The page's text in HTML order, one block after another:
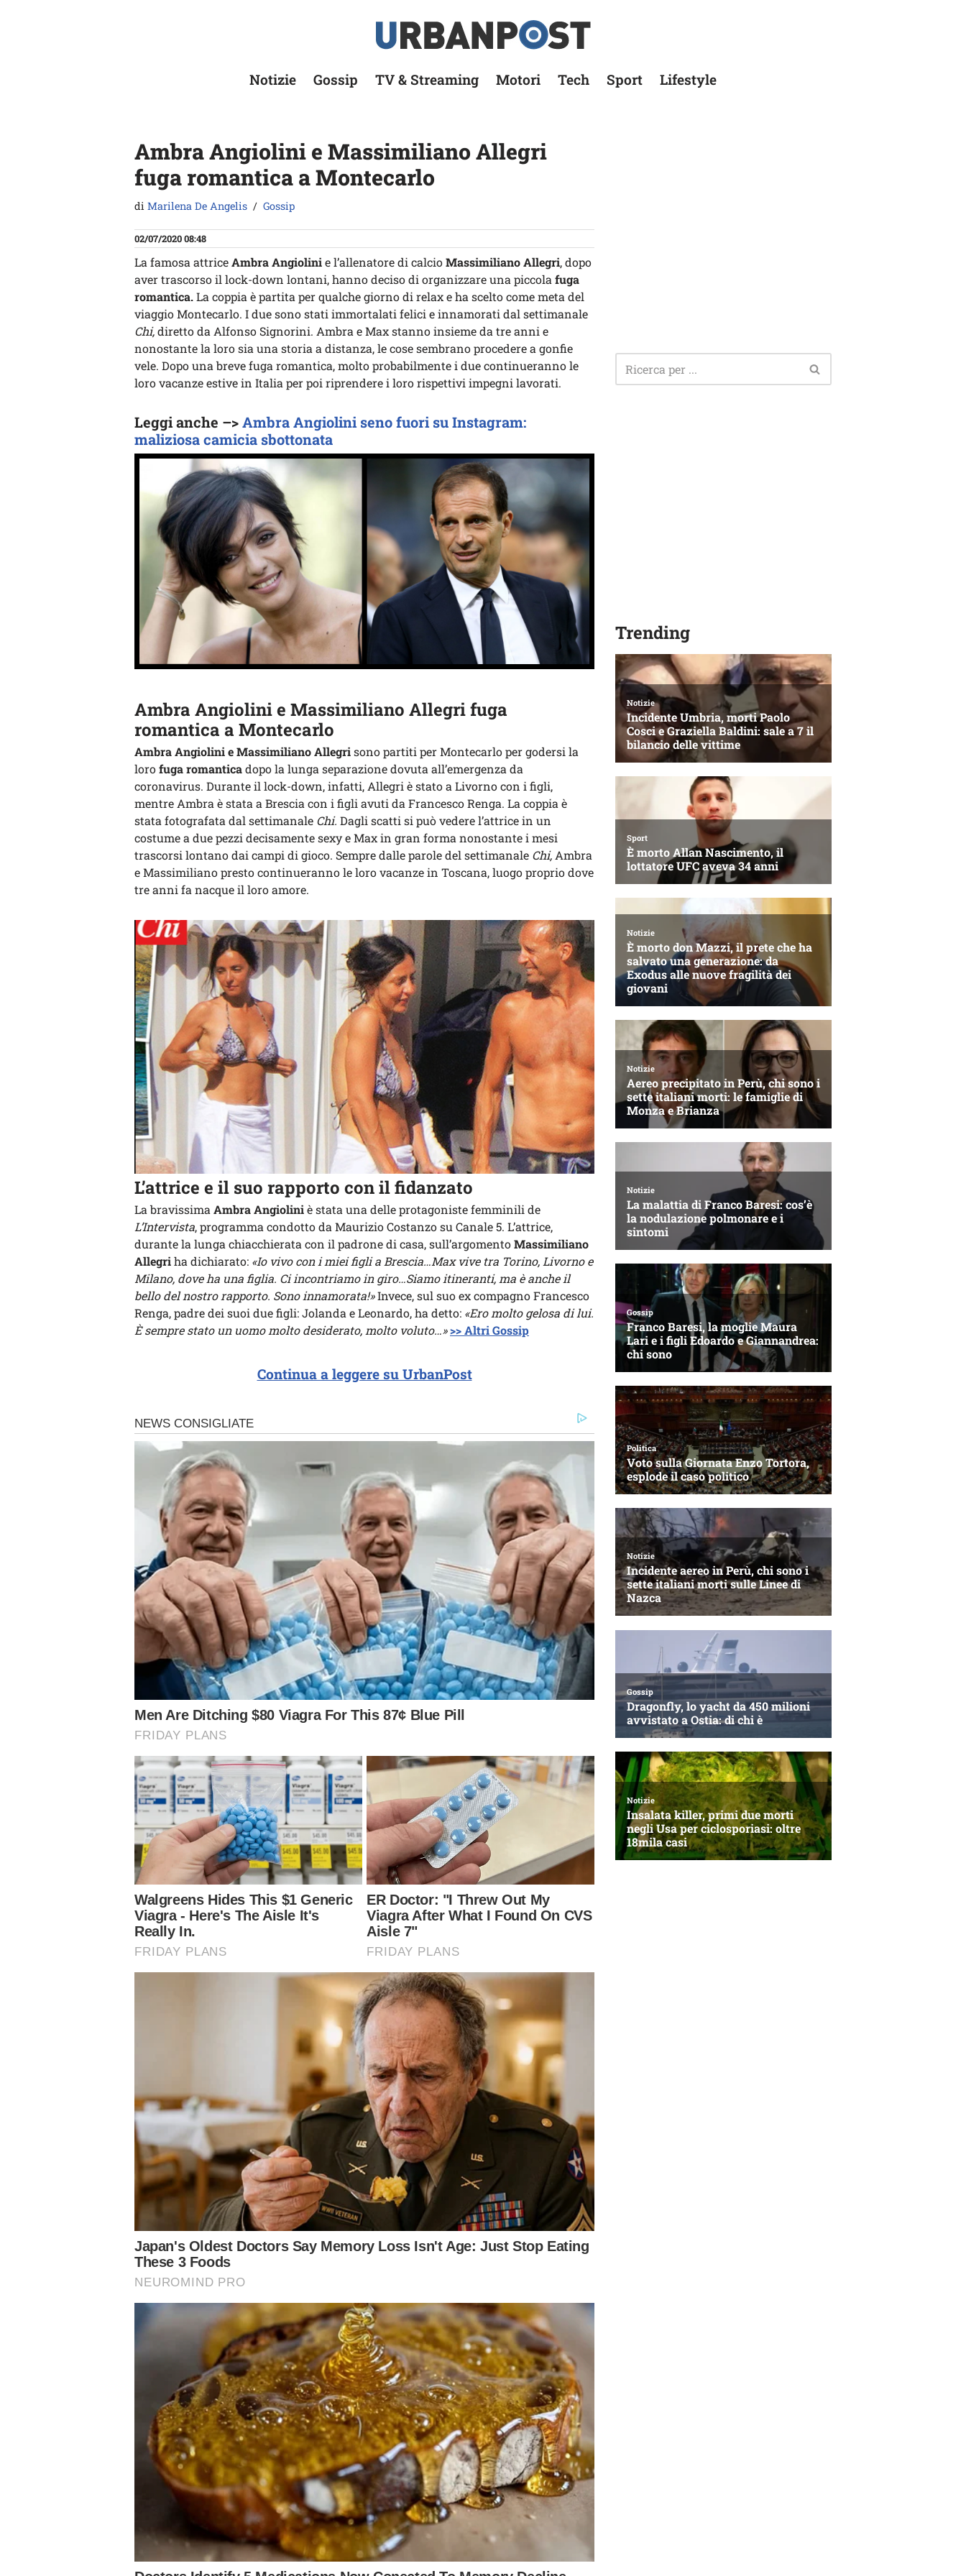
Notizie Gossip TV & Streaming Motori Tech Sport Lifestyle
Ambra Angiolini e Massimiliano Allegri
fuga romantica a Montecarlo
di Marilena De Angelis Gossip
02/07/2020 08:48
La famosa attriceAmbra Angiolinie l’allenatore di calcioMassimiliano Allegri, dopo
aver trascorso il lock-down lontani, hanno deciso di organizzare una piccola fuga
romantica.La coppia è partita per qualche giorno di relax e ha scelto come meta del
viaggio Montecarlo. I due sono stati immortalati felici e innamorati dal settimanale
Chi,diretto da Alfonso Signorini. Ambra e Max stanno insieme da tre anni e
nonostante la loro sia una storia a distanza, le cose sembrano procedere a gonfie
vele. Dopo una breve fuga romantica, molto probabilmente i due continueranno le
loro vacanze estive in Italia per poi riprendere i loro rispettivi impegni lavorati.
Leggi anche –>Ambra Angiolini seno fuori su Instagram:
maliziosa camicia sbottonata
Ambra Angiolini e Massimiliano Allegri fuga
romantica a Montecarlo
Ambra Angiolini e Massimiliano Allegrisono partiti per Montecarlo per godersi la
lorofuga romanticadopo la lunga separazione dovuta all’emergenza da
coronavirus. Durante il lock-down, infatti, Allegri è stato a Livorno con i figli,
mentre Ambra è stata a Brescia con i figli avuti da Francesco Renga. La coppia è
stata fotografata dal settimanale Chi. Dagli scatti si può vedere l’attrice in un
costume a due pezzi decisamente sexy e Max in gran forma nonostante i mesi
trascorsi lontano dai campi di gioco. Sempre dalle parole del settimanale Chi, Ambra
e Massimiliano presto continueranno le loro vacanze in Toscana, luogo proprio dove
tre anni fa nacque il loro amore.
L’attrice e il suo rapporto con il fidanzato
La bravissima Ambra Angioliniè stata una delle protagoniste femminili de
L’Intervista, programma condotto da Maurizio Costanzo su Canale 5. L’attrice,
durante la lunga chiacchierata con il padrone di casa, sull’argomentoMassimiliano
Allegriha dichiarato: «Io vivo con i miei figli a Brescia…Max vive tra Torino, Livorno e
Milano, dove ha una figlia. Ci incontriamo in giro…Siamo itineranti, ma è anche il
bello del nostro rapporto. Sono innamorata!»Invece, sul suo ex compagno Francesco
Renga, padre dei suoi due figli: Jolanda e Leonardo, ha detto: «Ero molto gelosa di lui.
È sempre stato un uomo molto desiderato, molto voluto…»>> Altri Gossip
Continua a leggere su UrbanPost
Trending